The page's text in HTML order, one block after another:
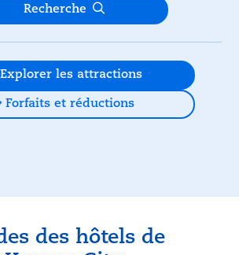
Recherche
Explorer les attractions
Forfaits et réductions
des hôtels de